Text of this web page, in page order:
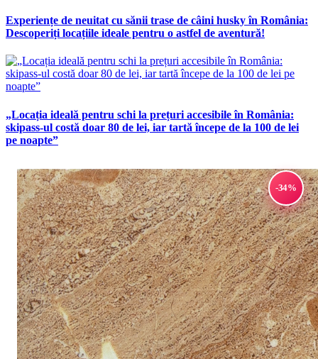
Experiențe de neuitat cu sănii trase de câini husky în România:
Descoperiți locațiile ideale pentru o astfel de aventură!
„Locația ideală pentru schi la prețuri accesibile în România:
skipass-ul costă doar 80 de lei, iar tartă începe de la 100 de lei
pe noapte”
-34%